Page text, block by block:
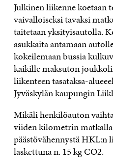
Julkinen liikenne koetaan
vaivalloiseksi tavaksi
taitetaan yksityisautolla.
asukkaita antamaan
kokeilemaan bussia
kaikille maksuton
liikenteen tasataksa-
Jyväskylän kaupungin
Mikäli henkilöauton
viiden kilometrin
päästövähennystä HKL:n
laskettuna n. 15 kg CO2.